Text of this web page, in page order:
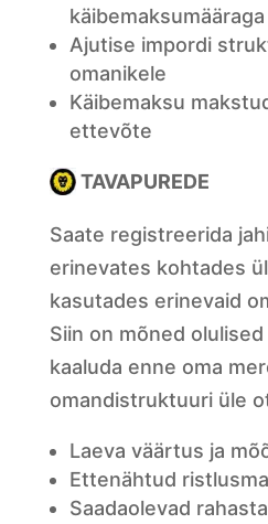
käibemaksumääraga
Ajutise impordi
omanikele
Käibemaksu
ettevõte
TAVAPUREDE
Saate registreerida
erinevates kohtades
kasutades erinevaid
Siin on mõned
kaaluda enne oma
omandistruktuuri üle
Laeva väärtus ja
Ettenähtud
Saadaolevad